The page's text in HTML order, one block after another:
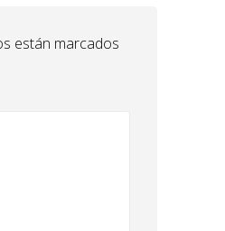
están marcados